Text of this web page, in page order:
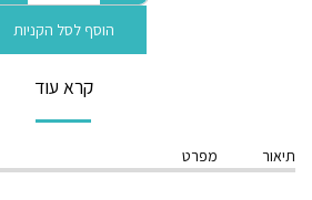
הוסף לסל הקניות
קרא עוד
תיאור מפרט